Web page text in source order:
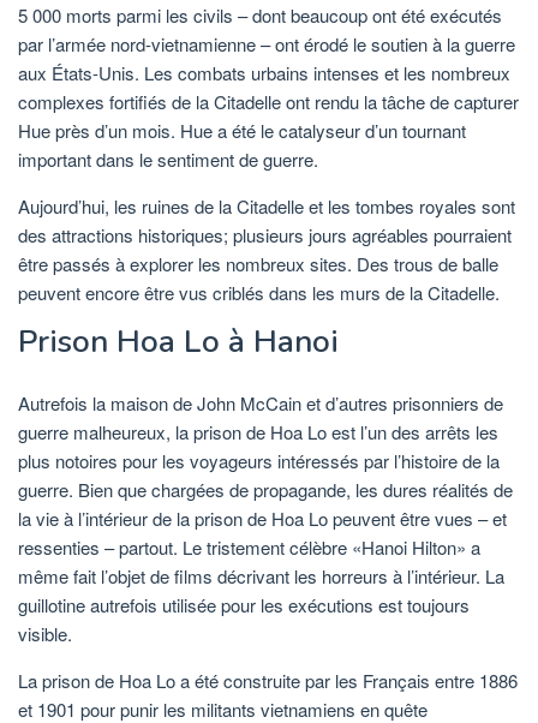
5 000 morts parmi les civils – dont beaucoup ont été exécutés
par l’armée nord-vietnamienne – ont érodé le soutien à la guerre
aux États-Unis. Les combats urbains intenses et les nombreux
complexes fortifiés de la Citadelle ont rendu la tâche de capturer
Hue près d’un mois. Hue a été le catalyseur d’un tournant
important dans le sentiment de guerre.
Aujourd’hui, les ruines de la Citadelle et les tombes royales sont
des attractions historiques; plusieurs jours agréables pourraient
être passés à explorer les nombreux sites. Des trous de balle
peuvent encore être vus criblés dans les murs de la Citadelle.
Prison Hoa Lo à Hanoi
Autrefois la maison de John McCain et d’autres prisonniers de
guerre malheureux, la prison de Hoa Lo est l’un des arrêts les
plus notoires pour les voyageurs intéressés par l’histoire de la
guerre. Bien que chargées de propagande, les dures réalités de
la vie à l’intérieur de la prison de Hoa Lo peuvent être vues – et
ressenties – partout. Le tristement célèbre «Hanoi Hilton» a
même fait l’objet de films décrivant les horreurs à l’intérieur. La
guillotine autrefois utilisée pour les exécutions est toujours
visible.
La prison de Hoa Lo a été construite par les Français entre 1886
et 1901 pour punir les militants vietnamiens en quête